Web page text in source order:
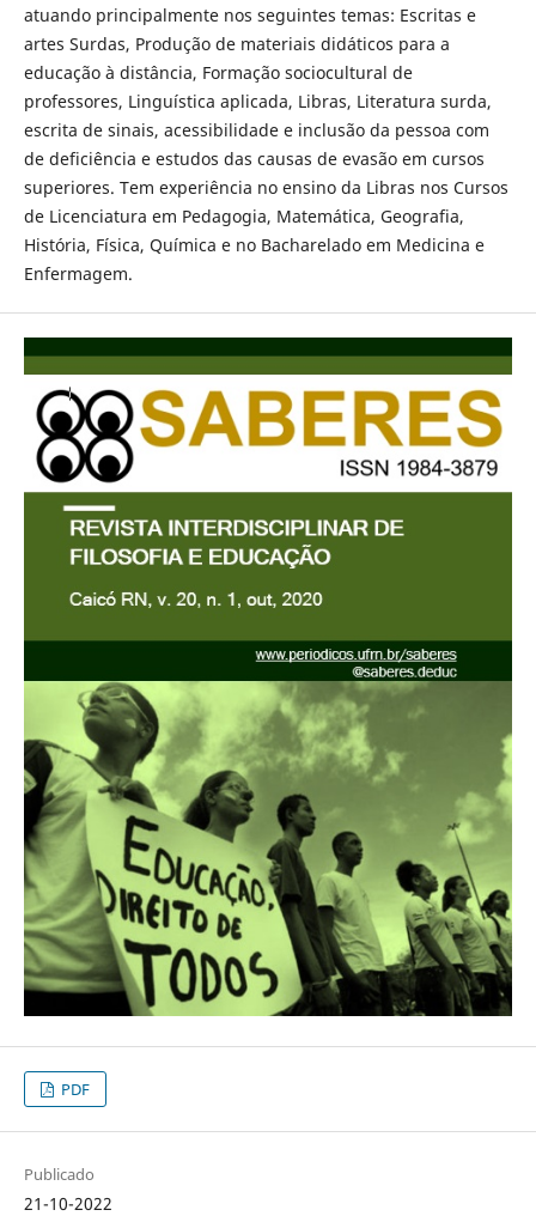
atuando principalmente nos seguintes temas: Escritas e
artes Surdas, Produção de materiais didáticos para a
educação à distância, Formação sociocultural de
professores, Linguística aplicada, Libras, Literatura surda,
escrita de sinais, acessibilidade e inclusão da pessoa com
de deficiência e estudos das causas de evasão em cursos
superiores. Tem experiência no ensino da Libras nos Cursos
de Licenciatura em Pedagogia, Matemática, Geografia,
História, Física, Química e no Bacharelado em Medicina e
Enfermagem.
PDF
Publicado
21-10-2022